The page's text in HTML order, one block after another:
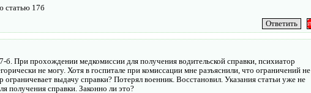
статью 17б
б. При прохождении медкомиссии для получения водительской справки, психиатор
не могу. Хотя в госпитале при комиссации мне разъяснили, что ограничений не
ограничевает выдачу справки? Потерял военник. Восстановил. Указания статьи уже не
получения справки. Законно ли это?